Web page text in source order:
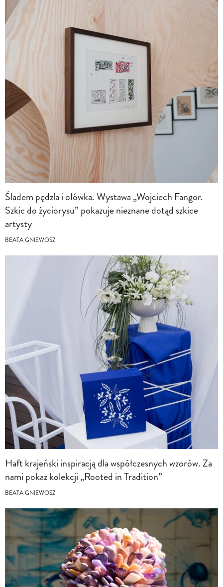
Śladem pędzla i ołówka. Wystawa „Wojciech Fangor.
Szkic do życiorysu” pokazuje nieznane dotąd szkice
artysty
BEATA GNIEWOSZ
Haft krajeński inspiracją dla współczesnych wzorów. Za
nami pokaz kolekcji „Rooted in Tradition”
BEATA GNIEWOSZ